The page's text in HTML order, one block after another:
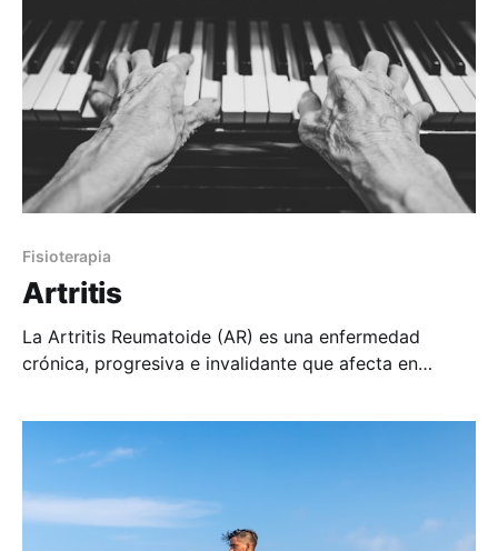
Fisioterapia
Artritis
La Artritis Reumatoide (AR) es una enfermedad
crónica, progresiva e invalidante que afecta en
hombro, pie, rodilla y columna cervical, con periodos
recurrentes de inflamación. Evolución de la